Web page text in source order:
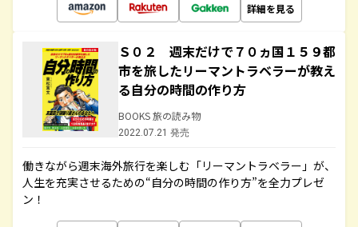
詳細を見る
Ｓ０２ 週末だけで７０ヵ国１５９都
市を旅したリーマントラベラーが教え
る自分の時間の作り方
BOOKS 旅の読み物
2022.07.21 発売
働きながら週末海外旅行を楽しむ「リーマントラベラー」が、
人生を充実させるための“自分の時間の作り方”を全力プレゼ
ン！